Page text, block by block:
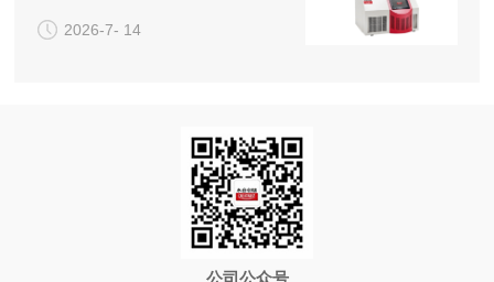
2026-7- 14
公司公众号